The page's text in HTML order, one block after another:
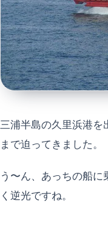
三浦半島の久里浜港を
まで迫ってきました。
う〜ん、あっちの船
く逆光ですね。